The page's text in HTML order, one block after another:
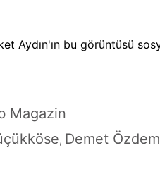
Aydın'ın bu görüntüsü
Magazin
, Demet